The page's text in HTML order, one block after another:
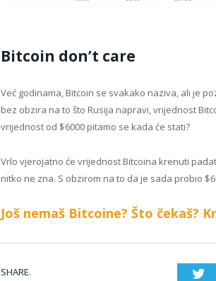
Bitcoin don’t care
Već godinama, Bitcoin se svakako naziva, ali je
bez obzira na to što Rusija napravi, vrijednost
vrijednost od $6000 pitamo se kada će stati?
Vrlo vjerojatno će vrijednost Bitcoina krenuti
nitko ne zna. S obzirom na to da je sada probio
Još nemaš Bitcoine? Što čekaš?
SHARE.